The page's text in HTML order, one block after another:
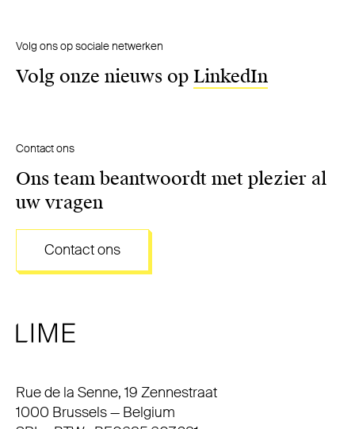
Volg ons op sociale netwerken
Volg onze nieuws op LinkedIn
Contact ons
Ons team beantwoordt met plezier al
uw vragen
Contact ons
Adres
Rue de la Senne, 19 Zennestraat
1000 Brussels — Belgium